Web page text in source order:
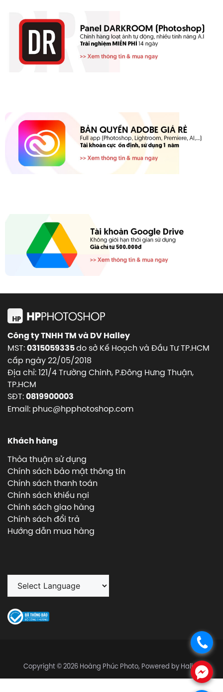
.
.
Công ty TNHH TM và DV Halley
MST:0315059335do sở Kế Hoạch và Đầu Tư TP.HCM
cấp ngày 22/05/2018
Địa chỉ: 121/4 Trường Chinh, P.Đông Hưng Thuận,
TP.HCM
SĐT:0819900003
Email: phuc@hpphotoshop.com
Khách hàng
Thỏa thuận sử dụng
Chính sách bảo mật thông tin
Chính sách thanh toán
Chính sách khiếu nại
Chính sách giao hàng
Chính sách đổi trả
Hướng dẫn mua hàng
Copyright © 2026 Hoàng Phúc Photo, Powered by Halley